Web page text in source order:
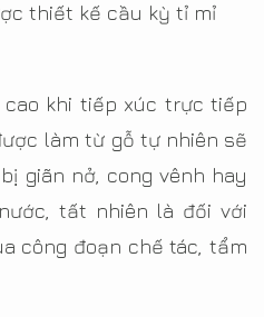
thiết kế cầu kỳ tỉ mỉ
khi tiếp xúc trực tiếp
làm từ gỗ tự nhiên sẽ
giãn nở, cong vênh hay
tất nhiên là đối với
công đoạn chế tác, tẩm